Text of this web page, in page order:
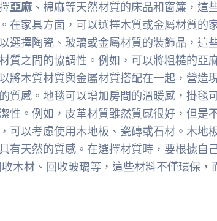
亞麻 、棉麻等天然材質的床品和窗簾，這
在家具方面，可以選擇木質或金屬材質的
選擇陶瓷、玻璃或金屬材質的裝飾品，這
質之間的協調性。例如，可以將粗糙的亞
將木質材質與金屬材質搭配在一起，營造
質感。地毯可以增加房間的溫暖感，掛毯
性。例如，皮革材質雖然質感很好，但是
可以考慮使用木地板、瓷磚或石材。木地
有天然的質感。在選擇材質時，要根據自
木材、回收玻璃等，這些材料不僅環保，